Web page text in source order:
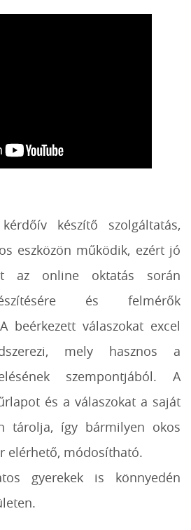
készítő szolgáltatás,
eszközön működik, ezért jó
az online oktatás során
és felmérők
beérkezett válaszokat excel
mely hasznos a
szempontjából. A
és a válaszokat a saját
tárolja, így bármilyen okos
elérhető, módosítható.
gyerekek is könnyedén